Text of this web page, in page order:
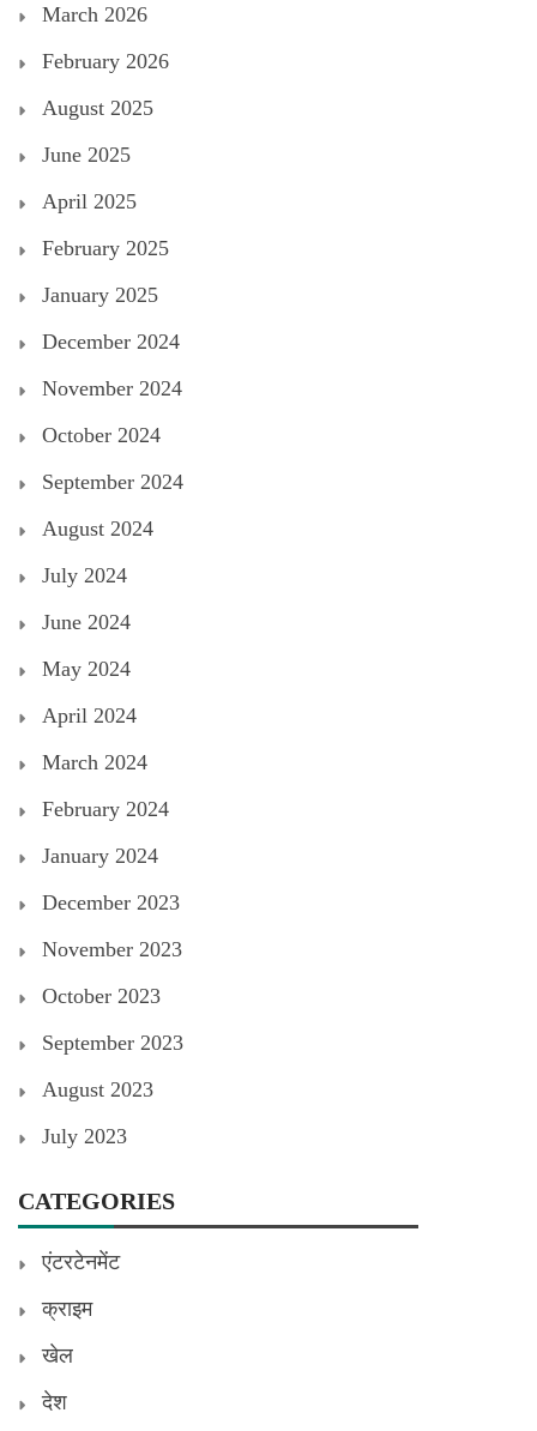
March 2026
February 2026
August 2025
June 2025
April 2025
February 2025
January 2025
December 2024
November 2024
October 2024
September 2024
August 2024
July 2024
June 2024
May 2024
April 2024
March 2024
February 2024
January 2024
December 2023
November 2023
October 2023
September 2023
August 2023
July 2023
CATEGORIES
एंटरटेनमेंट
क्राइम
खेल
देश